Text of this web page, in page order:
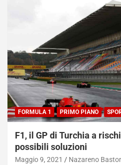
FORMULA 1 PRIMO PIANO
F1, il GP di Turchia a
possibili soluzioni
Maggio 9, 2021 Nazareno